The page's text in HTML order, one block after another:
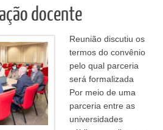
docente
Reunião discutiu os
termos do convênio
pelo qual parceria
será formalizada
Por meio de uma
parceria entre as
universidades